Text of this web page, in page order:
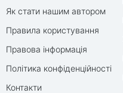
Як стати нашим автором
Правила користування
Правова інформація
Політика конфіденційності
Контакти